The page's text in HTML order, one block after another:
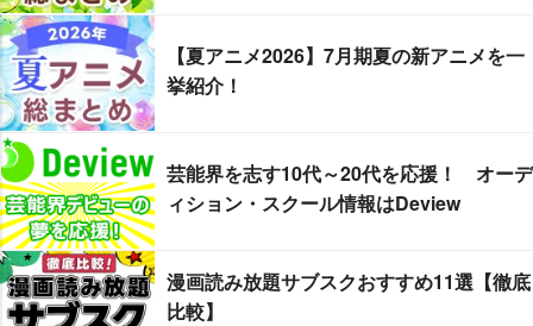
【夏アニメ2026】7月期夏の新アニメを一
挙紹介！
芸能界を志す10代～20代を応援！ オーデ
ィション・スクール情報はDeview
漫画読み放題サブスクおすすめ11選【徹底
比較】